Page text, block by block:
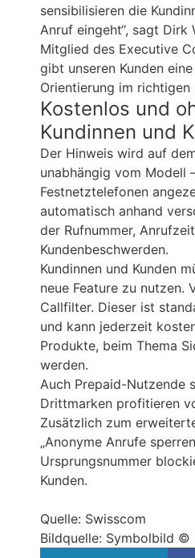
sensibilisieren die
Anruf eingeht“, sagt
Mitglied des Executive
gibt unseren Kunden
Orientierung im richtigen
Kostenlos und
Kundinnen und
Der Hinweis wird auf
unabhängig vom Modell
Festnetztelefonen
automatisch anhand
der Rufnummer,
Kundenbeschwerden.
Kundinnen und Kunden
neue Feature zu nutzen.
Callfilter. Dieser ist
und kann jederzeit
Produkte, beim Thema
werden.
Auch Prepaid-Nutzende
Drittmarken profitieren
Zusätzlich zum
„Anonyme Anrufe
Ursprungsnummer
Kunden.
Quelle: Swisscom
Bildquelle: Symbolbild ©